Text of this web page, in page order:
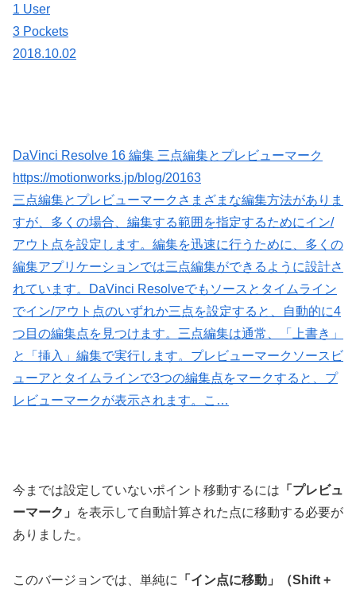
1 User
3 Pockets
2018.10.02
DaVinci Resolve 16 編集 三点編集とプレビューマーク
https://motionworks.jp/blog/20163
三点編集とプレビューマークさまざまな編集方法がありま
すが、多くの場合、編集する範囲を指定するためにイン/
アウト点を設定します。編集を迅速に行うために、多くの
編集アプリケーションでは三点編集ができるように設計さ
れています。DaVinci Resolveでもソースとタイムライン
でイン/アウト点のいずれか三点を設定すると、自動的に4
つ目の編集点を見つけます。三点編集は通常、「上書き」
と「挿入」編集で実行します。プレビューマークソースビ
ューアとタイムラインで3つの編集点をマークすると、プ
レビューマークが表示されます。こ…
今までは設定していないポイント移動するには 「プレビュ
ーマーク」
を表示して自動計算された点に移動する必要が
ありました。
このバージョンでは、単純に 「イン点に移動」（Shift +